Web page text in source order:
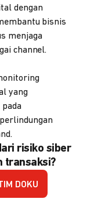
dengan
bisnis
menjaga
channel.
yang
risiko siber
transaksi?
DOKU